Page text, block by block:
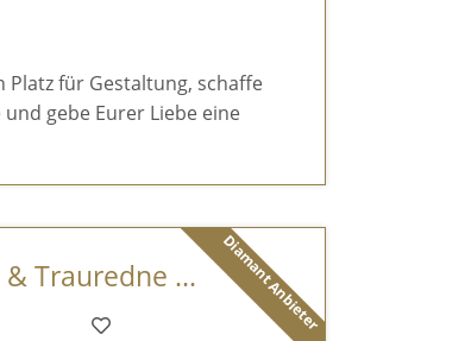
Platz für Gestaltung, schaffe
gebe Eurer Liebe eine
Diamant Anbieter
Trauredne ...